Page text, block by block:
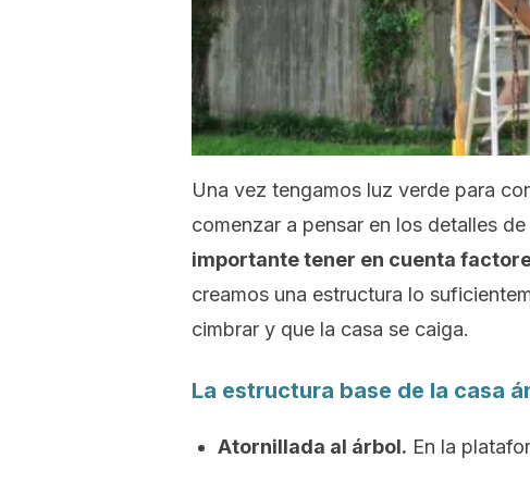
Una vez tengamos luz verde para
comenzar a pensar en los detalles
importante tener en cuenta
creamos una estructura lo
cimbrar y que la casa se caiga.
La estructura base de la casa
Atornillada al árbol. En la